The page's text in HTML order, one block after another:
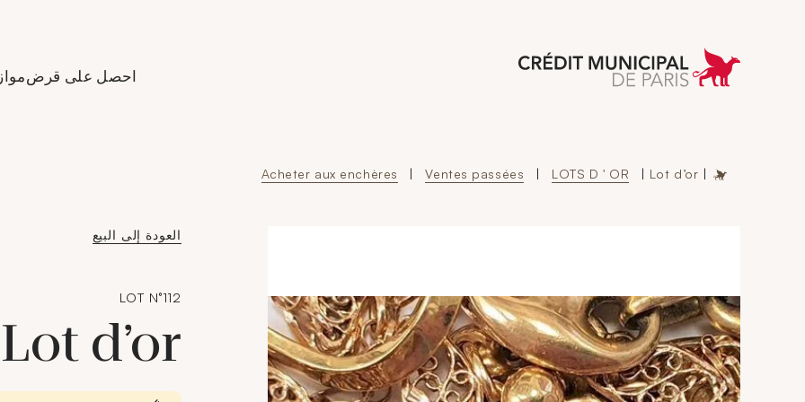
Aller à l'accueil de Crédit Municipal de Paris
احصل على قرض
|
Acheter aux enchères | Ventes passées | LOTS D ' OR | Lot d’or
العودة إلى البيع
LOT N°112
Lot d’or